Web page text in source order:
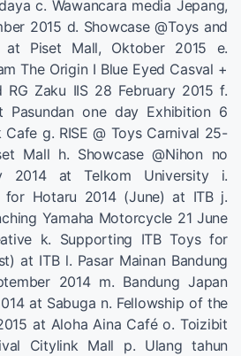
c. Wawancara media Jepang,
2015 d. Showcase @Toys and
at Piset Mall, Oktober 2015 e.
The Origin I Blue Eyed Casval +
RG Zaku IIS 28 February 2015 f.
Pasundan one day Exhibition 6
g. RISE @ Toys Carnival 25-
Mall h. Showcase @Nihon no
2014 at Telkom University i.
for Hotaru 2014 (June) at ITB j.
Yamaha Motorcycle 21 June
k. Supporting ITB Toys for
at ITB l. Pasar Mainan Bandung
2014 m. Bandung Japan
at Sabuga n. Fellowship of the
at Aloha Aina Café o. Toizibit
Citylink Mall p. Ulang tahun